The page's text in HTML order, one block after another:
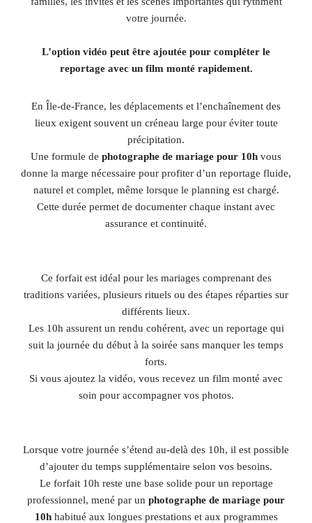
votre journée.
L’option vidéo peut être ajoutée pour compléter le
reportage avec un film monté rapidement.
En Île-de-France, les déplacements et l’enchaînement des
lieux exigent souvent un créneau large pour éviter toute
précipitation.
Une formule de photographe de mariage pour 10h vous
donne la marge nécessaire pour profiter d’un reportage fluide,
naturel et complet, même lorsque le planning est chargé.
Cette durée permet de documenter chaque instant avec
assurance et continuité.
Ce forfait est idéal pour les mariages comprenant des
traditions variées, plusieurs rituels ou des étapes réparties sur
différents lieux.
Les 10h assurent un rendu cohérent, avec un reportage qui
suit la journée du début à la soirée sans manquer les temps
forts.
Si vous ajoutez la vidéo, vous recevez un film monté avec
soin pour accompagner vos photos.
Lorsque votre journée s’étend au-delà des 10h, il est possible
d’ajouter du temps supplémentaire selon vos besoins.
Le forfait 10h reste une base solide pour un reportage
professionnel, mené par un photographe de mariage pour
10hhabitué aux longues prestations et aux programmes